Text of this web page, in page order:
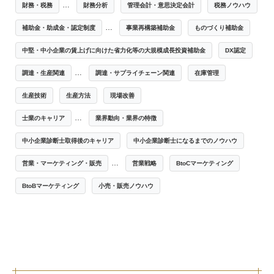
財務・税務 … 財務分析 管理会計・意思決定会計 税務ノウハウ
補助金・助成金・認定制度 … 事業再構築補助金 ものづくり補助金
中堅・中小企業の賃上げに向けた省力化等の大規模成長投資補助金 DX認定
調達・生産関連 … 調達・サプライチェーン関連 在庫管理
生産技術 生産方法 現場改善
士業のキャリア … 業界動向・業界の特徴
中小企業診断士取得後のキャリア 中小企業診断士になるまでのノウハウ
営業・マーケティング・販売 … 営業戦略 BtoCマーケティング
BtoBマーケティング 小売・販売ノウハウ